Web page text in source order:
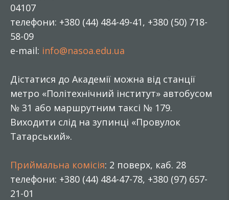
04107
телефони: +380 (44) 484-49-41, +380 (50) 718-
58-09
e-mail: info@nasoa.edu.ua
Дістатися до Академії можна від станції
метро «Політехнічний інститут» автобусом
№ 31 або маршрутним таксі № 179.
Виходити слід на зупинці «Провулок
Татарський».
Приймальна комісія: 2 поверх, каб. 28
телефони: +380 (44) 484-47-78, +380 (97) 657-
21-01